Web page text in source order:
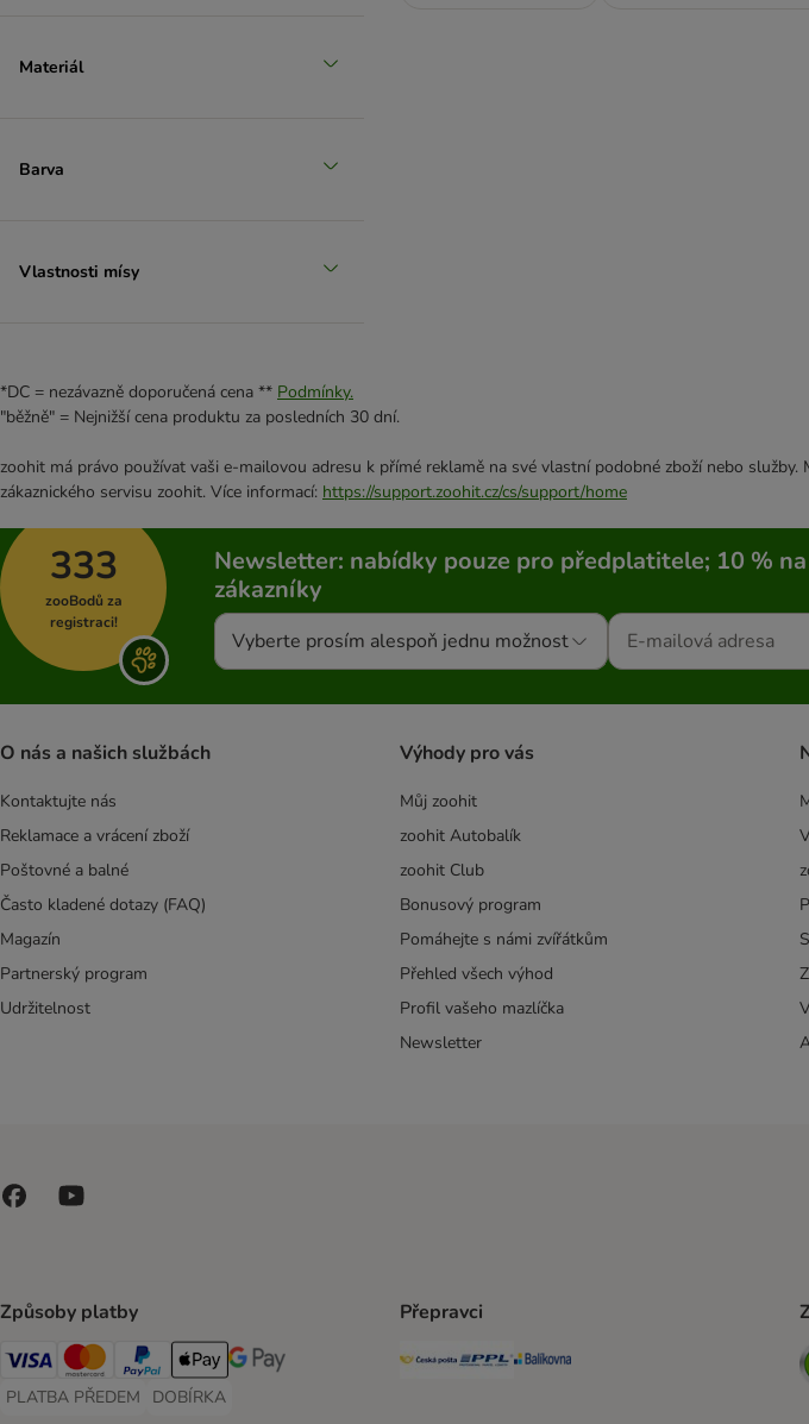
Materiál
Barva
Vlastnosti mísy
*DC = nezávazně doporučená cena ** Podmínky.
"běžně" = Nejnižší cena produktu za posledních 30 dní.
zoohit má právo používat vaši e-mailovou adresu k přímé reklamě na své vlastní podobné zboží nebo
zákaznického servisu zoohit. Více informací: https://support.zoohit.cz/cs/support/home
333
zooBodů za
registraci!
Newsletter: nabídky pouze pro předplatitele; 10 %
zákazníky
Vyberte prosím alespoň jednu možnost
O nás a našich službách
Kontaktujte nás
Reklamace a vrácení zboží
Poštovné a balné
Často kladené dotazy (FAQ)
Magazín
Partnerský program
Udržitelnost
Výhody pro vás
Můj zoohit
zoohit Autobalík
zoohit Club
Bonusový program
Pomáhejte s námi zvířátkům
Přehled všech výhod
Profil vašeho mazlíčka
Newsletter
Způsoby platby
Visa Payment Method
Mastercard Payment Method
PayPal Payment Method
Apple pay Payment Method
GooglePay Payment Method
PLATBA PŘEDEM
PLATBA PŘEDEM Payment Method
DOBÍRKA
DOBÍRKA Payment Method
Přepravci
Česká pošta Shipping Method
PPL Shipping Method
Balíkovna Shipping Method